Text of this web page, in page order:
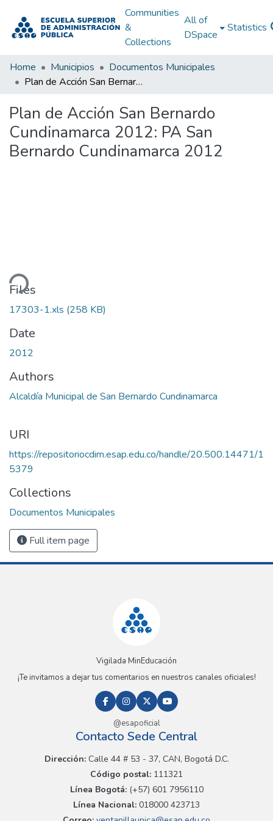
Communities
&
Collections
All of
DSpace
Statistics
Home Municipios
Documentos Municipales
Plan de Acción San Bernardo Cundinamarca 2012: PA San Bernardo Cundinamarca 2012
Plan de Acción San Bernardo
Cundinamarca 2012: PA San
Bernardo Cundinamarca 2012
Files
17303-1.xls (258 KB)
Date
2012
Authors
Alcaldía Municipal de San Bernardo Cundinamarca
URI
https://repositoriocdim.esap.edu.co/handle/20.500.14471/1
5379
Collections
Documentos Municipales
Full item page
Vigilada MinEducación
¡Te invitamos a dejar tus comentarios en nuestros canales oficiales!
@esapoficial
Contacto Sede Central
Dirección:Calle 44 # 53 - 37, CAN, Bogotá D.C.
Código postal: 111321
Línea Bogotá:(+57) 601 7956110
Línea Nacional: 018000 423713